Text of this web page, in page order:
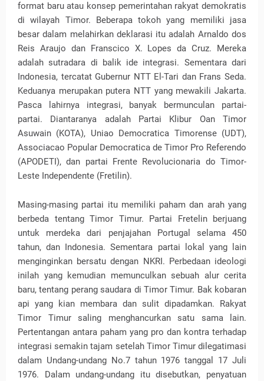
format baru atau konsep pemerintahan rakyat demokratis
di wilayah Timor. Beberapa tokoh yang memiliki jasa
besar dalam melahirkan deklarasi itu adalah Arnaldo dos
Reis Araujo dan Franscico X. Lopes da Cruz. Mereka
adalah sutradara di balik ide integrasi. Sementara dari
Indonesia, tercatat Gubernur NTT El-Tari dan Frans Seda.
Keduanya merupakan putera NTT yang mewakili Jakarta.
Pasca lahirnya integrasi, banyak bermunculan partai-
partai. Diantaranya adalah Partai Klibur Oan Timor
Asuwain (KOTA), Uniao Democratica Timorense (UDT),
Associacao Popular Democratica de Timor Pro Referendo
(APODETI), dan partai Frente Revolucionaria do Timor-
Leste Independente (Fretilin).
Masing-masing partai itu memiliki paham dan arah yang
berbeda tentang Timor Timur. Partai Fretelin berjuang
untuk merdeka dari penjajahan Portugal selama 450
tahun, dan Indonesia. Sementara partai lokal yang lain
menginginkan bersatu dengan NKRI. Perbedaan ideologi
inilah yang kemudian memunculkan sebuah alur cerita
baru, tentang perang saudara di Timor Timur. Bak kobaran
api yang kian membara dan sulit dipadamkan. Rakyat
Timor Timur saling menghancurkan satu sama lain.
Pertentangan antara paham yang pro dan kontra terhadap
integrasi semakin tajam setelah Timor Timur dilegatimasi
dalam Undang-undang No.7 tahun 1976 tanggal 17 Juli
1976. Dalam undang-undang itu disebutkan, penyatuan